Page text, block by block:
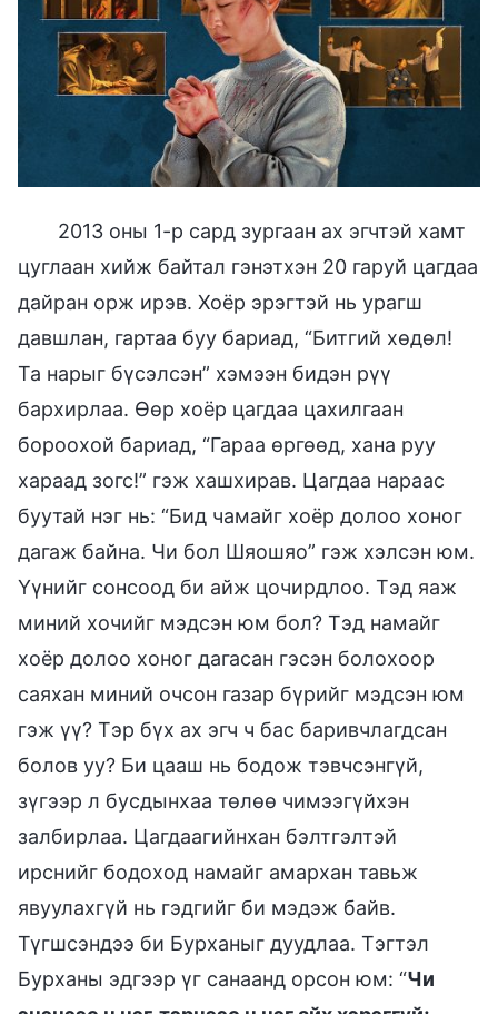
2013 оны 1-р сард зургаан ах эгчтэй хамт
цуглаан хийж байтал гэнэтхэн 20 гаруй цагдаа
дайран орж ирэв. Хоёр эрэгтэй нь урагш
давшлан, гартаа буу бариад, “Битгий хөдөл!
Та нарыг бүсэлсэн” хэмээн бидэн рүү
бархирлаа. Өөр хоёр цагдаа цахилгаан
бороохой бариад, “Гараа өргөөд, хана руу
хараад зогс!” гэж хашхирав. Цагдаа нараас
буутай нэг нь: “Бид чамайг хоёр долоо хоног
дагаж байна. Чи бол Шяошяо” гэж хэлсэн юм.
Үүнийг сонсоод би айж цочирдлоо. Тэд яаж
миний хочийг мэдсэн юм бол? Тэд намайг
хоёр долоо хоног дагасан гэсэн болохоор
саяхан миний очсон газар бүрийг мэдсэн юм
гэж үү? Тэр бүх ах эгч ч бас баривчлагдсан
болов уу? Би цааш нь бодож тэвчсэнгүй,
зүгээр л бусдынхаа төлөө чимээгүйхэн
залбирлаа. Цагдаагийнхан бэлтгэлтэй
ирснийг бодоход намайг амархан тавьж
явуулахгүй нь гэдгийг би мэдэж байв.
Түгшсэндээ би Бурханыг дуудлаа. Тэгтэл
Бурханы эдгээр үг санаанд орсон юм: “Чи